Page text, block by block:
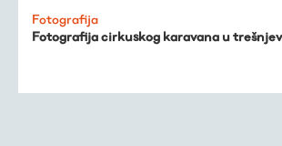
Fotografija
Fotografija cirkuskog karavana u